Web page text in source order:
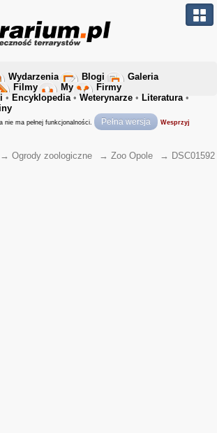
Wydarzenia Blogi
Galeria
Filmy My
Firmy
• Encyklopedia• Weterynarze • Literatura•
nie ma pełnej funkcjonalności. Pełna wersja Wesprzyj
→ Ogrody zoologiczne → Zoo Opole → DSC01592